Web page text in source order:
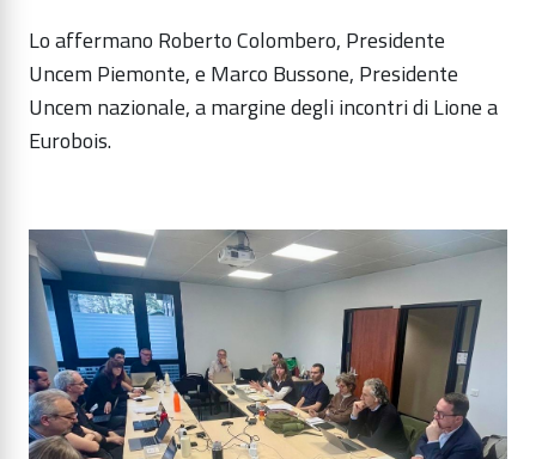
Lo affermano Roberto Colombero, Presidente
Uncem Piemonte, e Marco Bussone, Presidente
Uncem nazionale, a margine degli incontri di Lione a
Eurobois.